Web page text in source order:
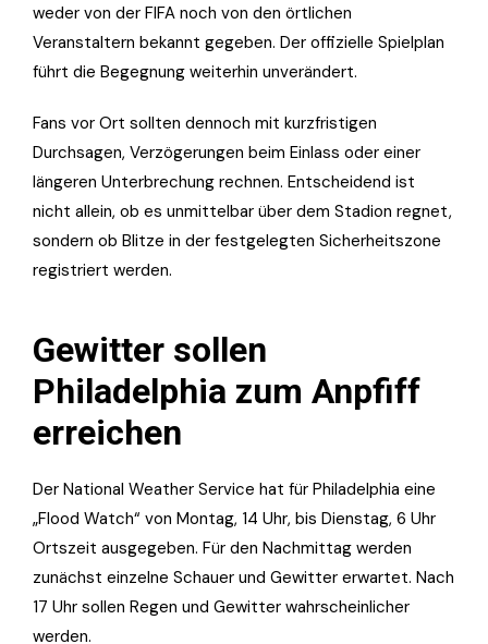
weder von der FIFA noch von den örtlichen
Veranstaltern bekannt gegeben. Der offizielle Spielplan
führt die Begegnung weiterhin unverändert.
Fans vor Ort sollten dennoch mit kurzfristigen
Durchsagen, Verzögerungen beim Einlass oder einer
längeren Unterbrechung rechnen. Entscheidend ist
nicht allein, ob es unmittelbar über dem Stadion regnet,
sondern ob Blitze in der festgelegten Sicherheitszone
registriert werden.
Gewitter sollen
Philadelphia zum Anpfiff
erreichen
Der National Weather Service hat für Philadelphia eine
„Flood Watch“ von Montag, 14 Uhr, bis Dienstag, 6 Uhr
Ortszeit ausgegeben. Für den Nachmittag werden
zunächst einzelne Schauer und Gewitter erwartet. Nach
17 Uhr sollen Regen und Gewitter wahrscheinlicher
werden.